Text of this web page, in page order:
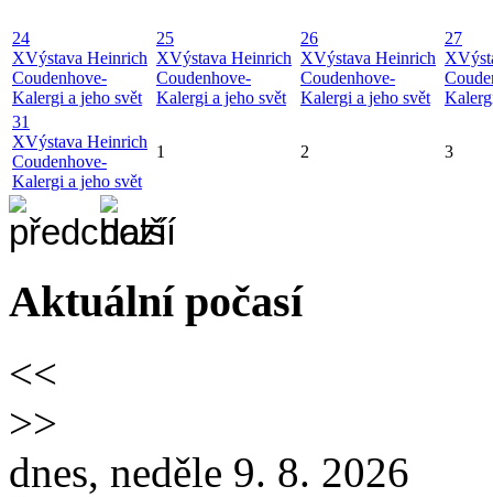
24
XVýstava Heinrich
Coudenhove-
Kalergi a jeho svět
25
XVýstava Heinrich
Coudenhove-
Kalergi a jeho svět
26
XVýstava Heinrich
Coudenhove-
Kalergi a jeho svět
27
X
31
XVýstava Heinrich
Coudenhove-
Kalergi a jeho svět
1 2 3
Aktuální počasí
<<
>>
dnes, neděle 9. 8. 2026